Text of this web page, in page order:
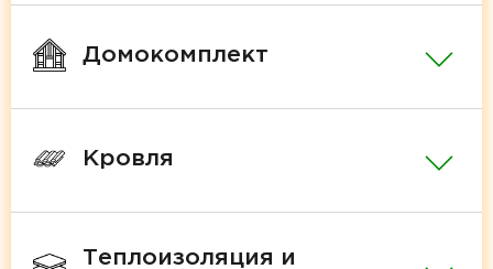
Домокомплект
Кровля
Теплоизоляция и